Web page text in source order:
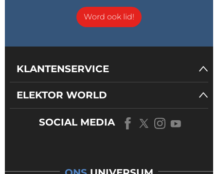
Word ook lid!
KLANTENSERVICE
ELEKTOR WORLD
SOCIAL MEDIA